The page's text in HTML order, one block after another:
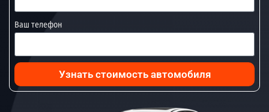
Ваш телефон
Узнать стоимость автомобиля